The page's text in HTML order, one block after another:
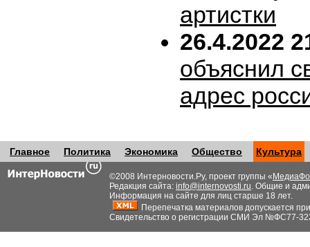
артистки
26.4.2022
объяснил
адрес
Главное Политика Экономика Общество Культура
©2008 Интерновости.Ру, проект группы «
Редакция сайта: info@internovosti.ru. Общие и
Информация на сайте для лиц старше 18 лет.
Перепечатка материалов допускается
Свидетельство о регистрации СМИ Эл №ФС77-